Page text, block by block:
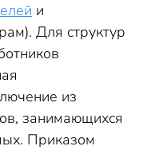
и
Для структур
из
занимающихся
Приказом